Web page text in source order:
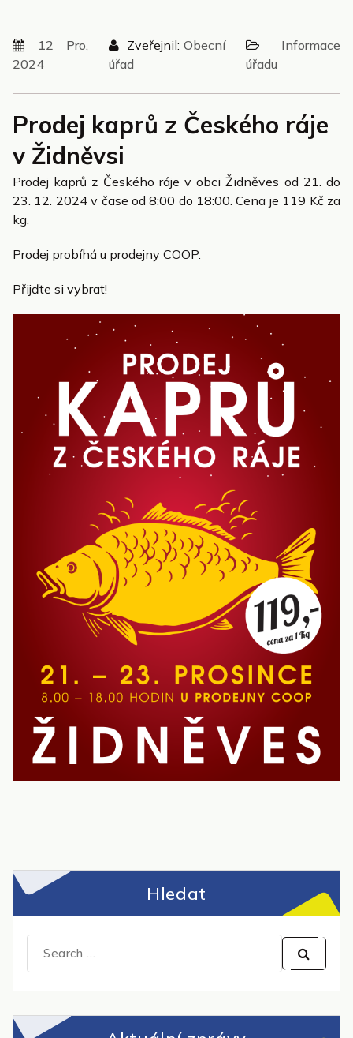
12 Pro,
2024
Zveřejnil:Obecní
úřad
Informace
úřadu
Prodej kaprů z Českého ráje
v Židněvsi
Prodej kaprů z Českého ráje v obci Židněves od 21. do
23. 12. 2024 v čase od 8:00 do 18:00. Cena je 119 Kč za
kg.
Prodej probíhá u prodejny COOP.
Přijďte si vybrat!
Hledat
for: